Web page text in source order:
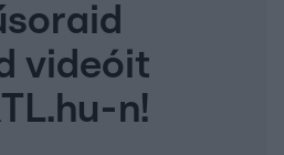
videóit
n!